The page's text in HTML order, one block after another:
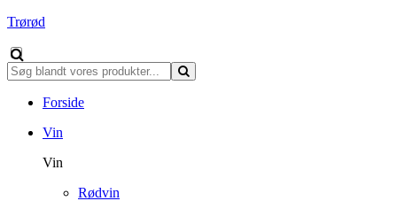
Trørød
Forside
Vin
Vin
Rødvin